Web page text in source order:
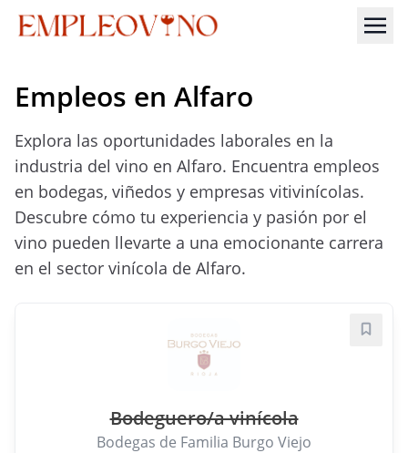
Empleos en Alfaro
Explora las oportunidades laborales en la
industria del vino en Alfaro. Encuentra empleos
en bodegas, viñedos y empresas vitivinícolas.
Descubre cómo tu experiencia y pasión por el
vino pueden llevarte a una emocionante carrera
en el sector vinícola de Alfaro.
Bodeguero/a vinícola
Bodegas de Familia Burgo Viejo